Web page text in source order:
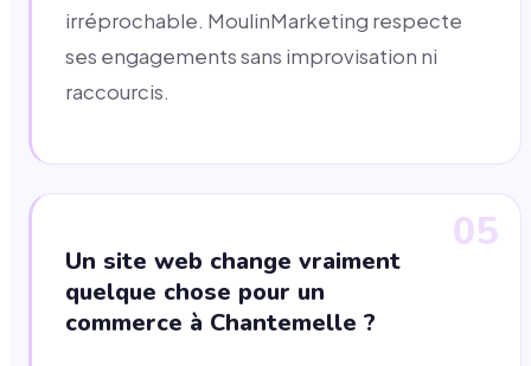
irréprochable. MoulinMarketing respecte
ses engagements sans improvisation ni
raccourcis.
05
Un site web change vraiment
quelque chose pour un
commerce à Chantemelle ?